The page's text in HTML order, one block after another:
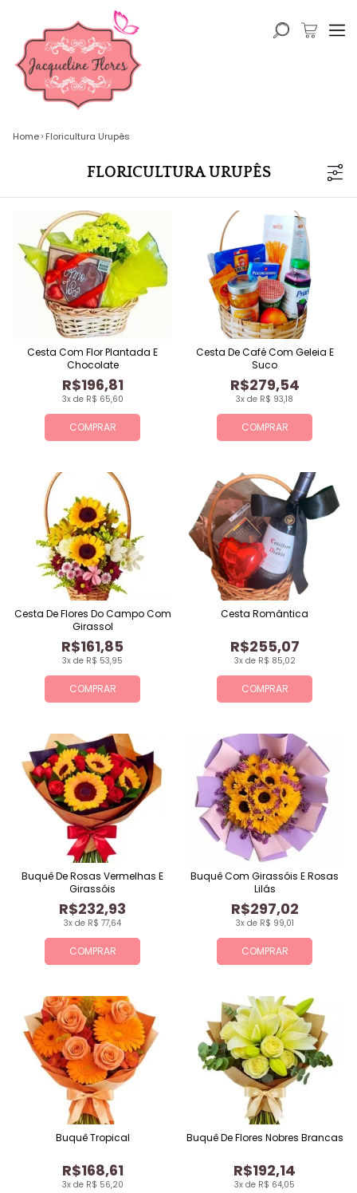
Home Floricultura Urupês
FLORICULTURA URUPÊS
COMPRAR
3x de R$ 65,60
R$196,81
Cesta Com Flor Plantada E
Chocolate
COMPRAR
3x de R$ 93,18
R$279,54
Cesta De Café Com Geleia E
Suco
COMPRAR
3x de R$ 53,95
R$161,85
Cesta De Flores Do Campo Com
Girassol
COMPRAR
3x de R$ 85,02
R$255,07
Cesta Romântica
COMPRAR
3x de R$ 77,64
R$232,93
Buquê De Rosas Vermelhas E
Girassóis
COMPRAR
3x de R$ 99,01
R$297,02
Buquê Com Girassóis E Rosas
Lilás
3x de R$ 56,20
R$168,61
Buquê Tropical
3x de R$ 64,05
R$192,14
Buquê De Flores Nobres Brancas